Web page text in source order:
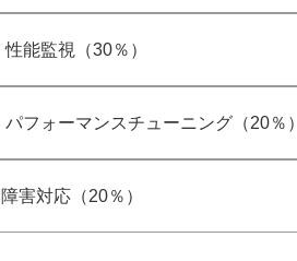
性能監視（30％）
パフォーマンスチューニング（20％）
障害対応（20％）